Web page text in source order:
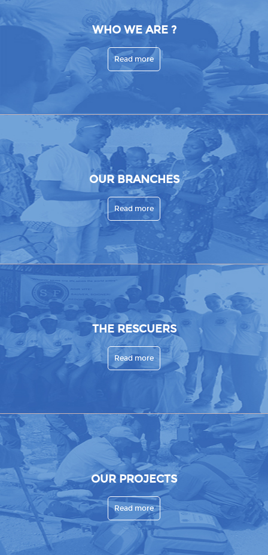
WHO WE ARE ?
Read more
OUR BRANCHES
Read more
THE RESCUERS
Read more
OUR PROJECTS
Read more